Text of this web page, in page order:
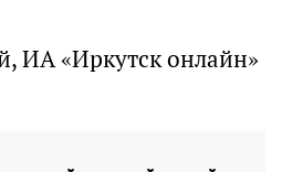
ИА «Иркутск онлайн»